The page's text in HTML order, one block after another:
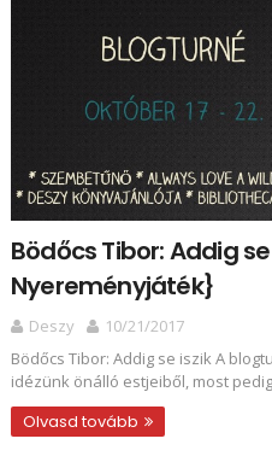
Bödőcs Tibor: Addig
Nyereményjáték}
Deszy
10/21/2017
Bödőcs Tibor: Addig ​se iszik A
idézünk önálló estjeiből, most
Olvasd tovább